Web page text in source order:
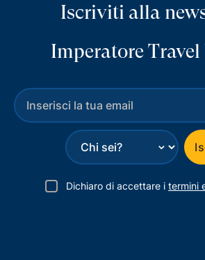
Iscriviti alla
Imperatore
⌄
Dichiaro di accettare i termini